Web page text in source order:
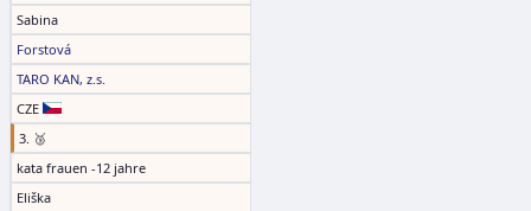
Sabina
Forstová
TARO KAN, z.s.
CZE
3. 🥉
kata frauen -12 jahre
Eliška